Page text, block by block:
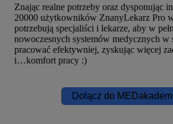
Znając realne potrzeby oraz dysponując
20000 użytkowników ZnanyLekarz Pro
potrzebują specjaliści i lekarze, aby w
nowoczesnych systemów medycznych w
pracować efektywniej, zyskując więcej
i…komfort pracy :)
Dołącz do